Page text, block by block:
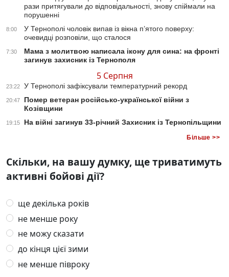
рази притягували до відповідальності, знову спіймали на
порушенні
8:00
У Тернополі чоловік випав із вікна п’ятого поверху:
очевидці розповіли, що сталося
7:30
Мама з молитвою написала ікону для сина: на фронті
загинув захисник із Тернополя
5 Серпня
23:22 У Тернополі зафіксували температурний рекорд
20:47
Помер ветеран російсько-української війни з
Козівщини
19:15 На війні загинув 33-річний Захисник із Тернопільщини
Більше >>
Скільки, на вашу думку, ще триватимуть
активні бойові дії?
ще декілька років
не менше року
не можу сказати
до кінця цієї зими
не менше півроку